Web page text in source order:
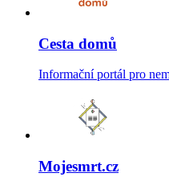
Cesta domů
Informační portál pro
Mojesmrt.cz